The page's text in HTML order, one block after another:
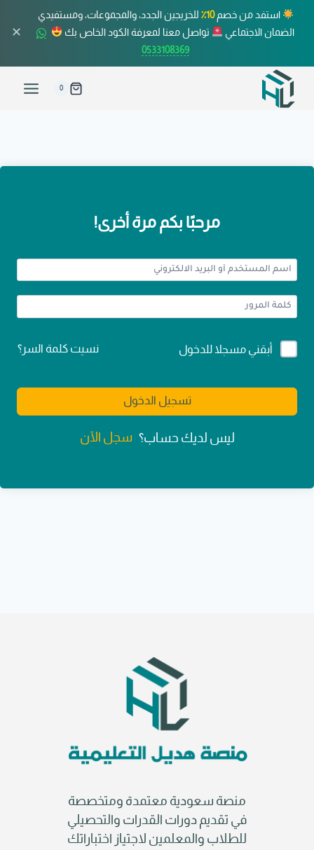
استفد من خصم10٪
للخريجين الجدد، والمجموعات، ومستفيدي
الضمان الاجتماعي
تواصل معنا لمعرفة الكود الخاص بك
0533108369
✕
0
مرحبًا بكم مرة أخرى!
Alternative:
أبقني مسجلا للدخول نسيت كلمة السر؟
تسجيل الدخول
ليس لديك حساب؟ سجل الآن
منصة سعودية معتمدة ومتخصصة
في تقديم دورات القدرات والتحصيلي
للطلاب والمعلمين لاجتياز اختباراتك